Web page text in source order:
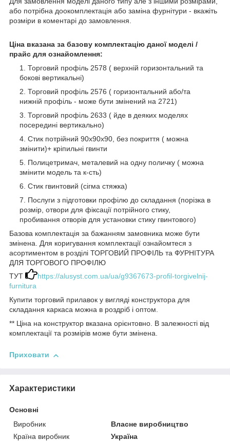
або потрібна доокомплектація або заміна фурнітури - вкажіть
розміри в коментарі до замовлення.
Ціна вказана за базову комплектацію даної моделі /
прайс для ознайомлення:
Торговий профіль 2578 ( верхній горизонтальний та
бокові вертикальні)
Торговий профіль 2576 ( горизонтальний або/та
нижній профіль - може бути змінений на 2721)
Торговий профіль 2633 ( йде в деяких моделях
посередині вертикально)
Стик потрійний 90х90х90, без покриття ( можна
змінити)+ кріпильні гвинти
Полицетримач, металевий на одну поличку ( можна
змінити модель та к-сть)
Стик гвинтовий (сігма стяжка)
Послуги з підготовки профілю до складання (порізка в
розмір, отвори для фіксації потрійного стику,
пробивання отворів для установки стику гвинтового)
Базова комплектація за бажанням замовника може бути
змінена. Для коригування комплектації ознайомтеся з
асортиментом в розділі ТОРГОВИЙ ПРОФІЛЬ та ФУРНІТУРА
ДЛЯ ТОРГОВОГО ПРОФІЛЮ
ТУТ
https://alusyst.com.ua/ua/g9367673-profil-torgivelnij-
furnitura
Купити торговий прилавок у вигляді конструктора для
складання каркаса можна в роздріб і оптом.
** Ціна на конструктор вказана орієнтовно. В залежності від
комплектації та розмірів може бути змінена.
Приховати
Характеристики
Основні
Виробник
Власне виробництво
Країна виробник
Україна